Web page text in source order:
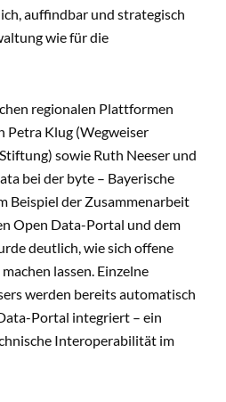
auffindbar und strategisch
wie für die
regionalen Plattformen
Petra Klug (Wegweiser
sowie Ruth Neeser und
bei der byte – Bayerische
Beispiel der Zusammenarbeit
Open Data-Portal und dem
deutlich, wie sich offene
lassen. Einzelne
werden bereits automatisch
Portal integriert – ein
Interoperabilität im